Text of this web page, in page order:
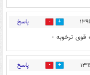
19 پاسخ
قوی ترخوبه -
24 پاسخ